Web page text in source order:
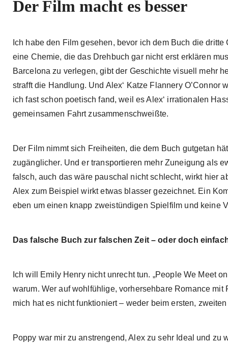
Der Film macht es besser
Ich habe den Film gesehen, bevor ich dem Buch die
eine Chemie, die das Drehbuch gar nicht erst erklären
Barcelona zu verlegen, gibt der Geschichte visuell mehr
strafft die Handlung. Und Alex‘ Katze Flannery
ich fast schon poetisch fand, weil es Alex‘ irrationalen
gemeinsamen Fahrt zusammenschweißte.
Der Film nimmt sich Freiheiten, die dem Buch gutgetan
zugänglicher. Und er transportieren mehr Zuneigung als
falsch, auch das wäre pauschal nicht schlecht, wirkt hier
Alex zum Beispiel wirkt etwas blasser gezeichnet. Ein
eben um einen knapp zweistündigen Spielfilm und keine
Das falsche Buch zur falschen Zeit – oder doch
Ich will Emily Henry nicht unrecht tun. „People We Meet
warum. Wer auf wohlfühlige, vorhersehbare Romance
mich hat es nicht funktioniert – weder beim ersten,
Poppy war mir zu anstrengend, Alex zu sehr Ideal und